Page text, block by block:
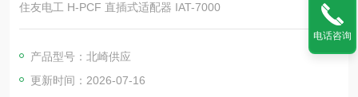
住友电工 H-PCF 直插式适配器 IAT-7000
产品型号：北崎供应
更新时间：2026-07-16
电话咨询